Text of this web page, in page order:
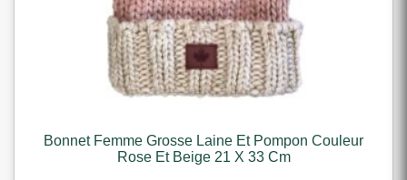
Bonnet Femme Grosse Laine Et Pompon Couleur
Rose Et Beige 21 X 33 Cm